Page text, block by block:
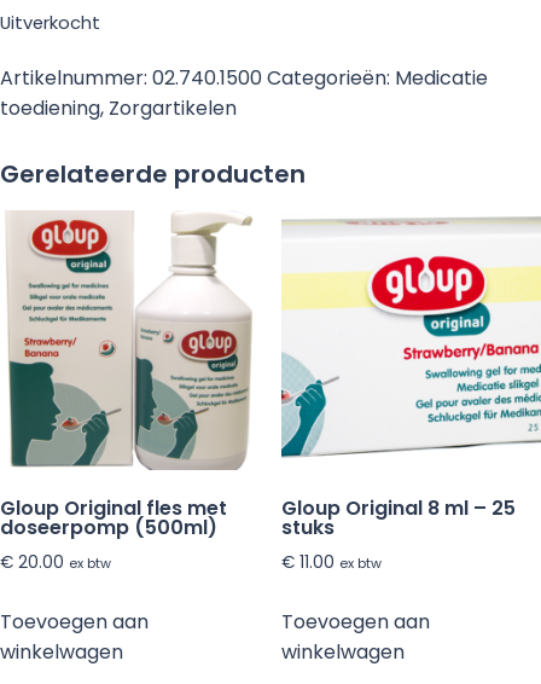
Uitverkocht
Artikelnummer: 02.740.1500Categorieën: Medicatie
toediening, Zorgartikelen
Gerelateerde producten
Gloup Original fles met
doseerpomp (500ml)
€ 20.00 ex btw
Toevoegen aan
winkelwagen
Gloup Original 8 ml – 25
stuks
€11.00 ex btw
Toevoegen aan
winkelwagen